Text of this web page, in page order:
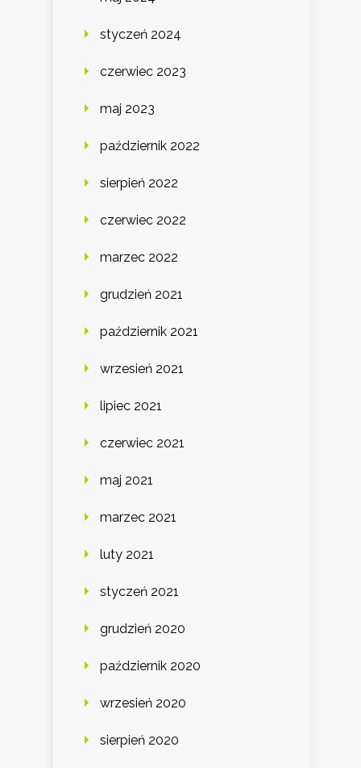
styczeń 2024
czerwiec 2023
maj 2023
październik 2022
sierpień 2022
czerwiec 2022
marzec 2022
grudzień 2021
październik 2021
wrzesień 2021
lipiec 2021
czerwiec 2021
maj 2021
marzec 2021
luty 2021
styczeń 2021
grudzień 2020
październik 2020
wrzesień 2020
sierpień 2020